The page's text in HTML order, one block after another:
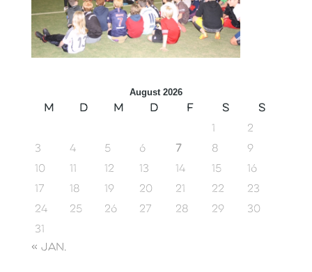
August 2026
M D M D F S
S
1
2
3
4 5 6 7 8
9
10
11 12 13 14 15
16
17
18 19 20 21 22
23
24
25 26 27 28 29
30
31
« Jan.